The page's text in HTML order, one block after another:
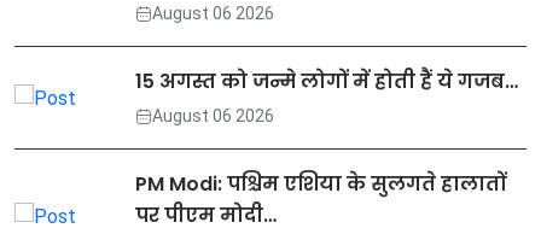
August 06 2026
15 अगस्त को जन्मे लोगों में होती हैं ये गजब…
August 06 2026
PM Modi: पश्चिम एशिया के सुलगते हालातों
पर पीएम मोदी…